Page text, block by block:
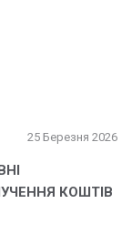
25 Березня 2026
КОШТІВ